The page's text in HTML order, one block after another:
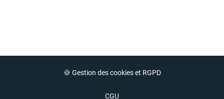
🍪 Gestion des cookies et RGPD
CGU